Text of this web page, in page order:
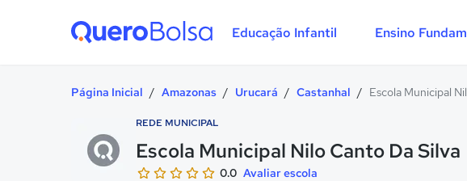
Educação Infantil Ensino
Página Inicial / Amazonas / Urucará / Castanhal / Escola Municipal
REDE MUNICIPAL
Escola Municipal Nilo Canto Da Silva
0.0 Avaliar escola